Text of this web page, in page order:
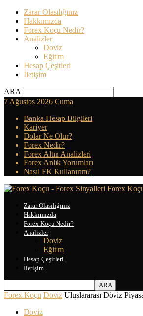
Zarar Olasılığınız
Hakkımızda
Forex Koçu Nedir?
Analizler
Doviz
Eğitim
Hesap Çeşitleri
İletişim
ARA
7 Ağustos 2026 Cuma
Banka Hesap Bilgileri
Kariyer
Dolar Ne Olur?
Forex Nedir?
Forex Altın Analizleri
Forex Anlık Yorumları
Nasıl FK Kullanırım?
Forex
Zarar Olasılığınız
Hakkımızda
Forex Koçu Nedir?
Analizler
Doviz
Eğitim
Hesap Çeşitleri
İletişim
Forex Koçu Doviz Uluslararası Döviz
Doviz